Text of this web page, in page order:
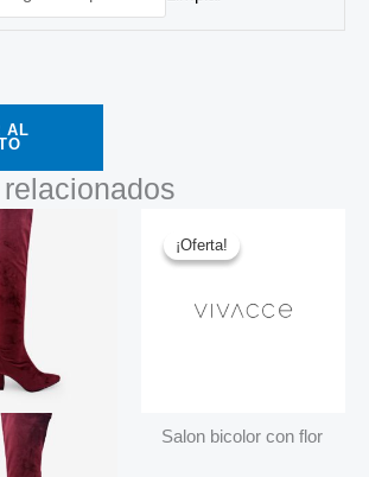
AL
¡Oferta!
¡Oferta!
Salon bicolor con flor
precio
original